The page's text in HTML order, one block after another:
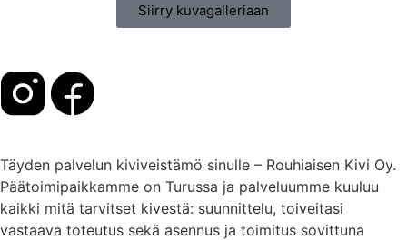
Siirry kuvagalleriaan
Täyden palvelun kiviveistämö sinulle – Rouhiaisen Kivi Oy.
Päätoimipaikkamme on Turussa ja palveluumme kuuluu
kaikki mitä tarvitset kivestä: suunnittelu, toiveitasi
vastaava toteutus sekä asennus ja toimitus sovittuna